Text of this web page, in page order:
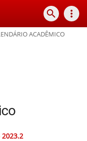
search more_vert
ACADÊMICO